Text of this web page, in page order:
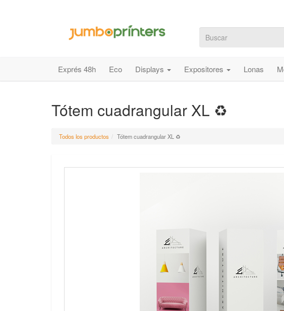
Exprés 48h Eco Displays Expositores Lonas
Tótem cuadrangular XL ♻️
Todos los productos Tótem cuadrangular XL ♻️